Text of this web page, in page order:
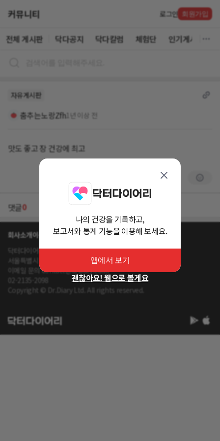
커뮤니티 로그인 회원가입
전체 게시판 닥다공지 닥다칼럼 체험단 인기게시글
자유게시판
춤추는노랑Zfh1년 이상 전
맛도 좋고 장 건강에 최고
댓글0
회사소개이용약관개인정보 처리방침
닥터다이어리 대표 : 송제윤
서울특별시 강남구 테헤란로 416 연봉빌딩 8층
이메일 문의 contact@drdiary.co.kr
02-2135-2098
Copyright © Dr.Diary Ltd. All rights reserved.
나의 건강을 기록하고,
보고서와 통계 기능을 이용해 보세요.
앱에서 보기
괜찮아요! 웹으로 볼게요